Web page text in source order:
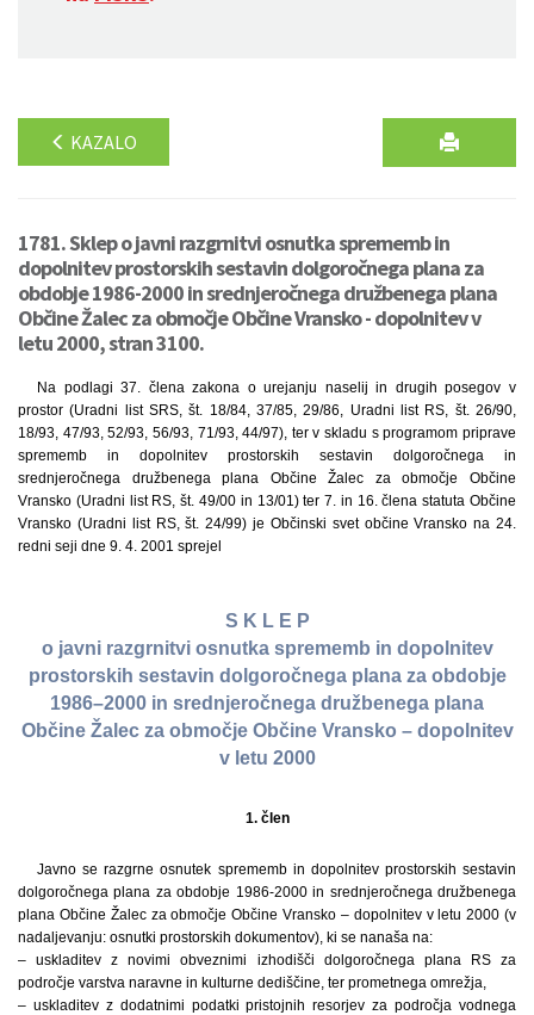
KAZALO
1781. Sklep o javni razgrnitvi osnutka sprememb in
dopolnitev prostorskih sestavin dolgoročnega plana za
obdobje 1986-2000 in srednjeročnega družbenega plana
Občine Žalec za območje Občine Vransko - dopolnitev v
letu 2000, stran 3100.
Na podlagi 37. člena zakona o urejanju naselij in drugih posegov v
prostor (Uradni list SRS, št. 18/84, 37/85, 29/86, Uradni list RS, št. 26/90,
18/93, 47/93, 52/93, 56/93, 71/93, 44/97), ter v skladu s programom priprave
sprememb in dopolnitev prostorskih sestavin dolgoročnega in
srednjeročnega družbenega plana Občine Žalec za območje Občine
Vransko (Uradni list RS, št. 49/00 in 13/01) ter 7. in 16. člena statuta Občine
Vransko (Uradni list RS, št. 24/99) je Občinski svet občine Vransko na 24.
redni seji dne 9. 4. 2001 sprejel
S K L E P
o javni razgrnitvi osnutka sprememb in dopolnitev
prostorskih sestavin dolgoročnega plana za obdobje
1986–2000 in srednjeročnega družbenega plana
Občine Žalec za območje Občine Vransko – dopolnitev
v letu 2000
1. člen
Javno se razgrne osnutek sprememb in dopolnitev prostorskih sestavin
dolgoročnega plana za obdobje 1986-2000 in srednjeročnega družbenega
plana Občine Žalec za območje Občine Vransko – dopolnitev v letu 2000 (v
nadaljevanju: osnutki prostorskih dokumentov), ki se nanaša na:
– uskladitev z novimi obveznimi izhodišči dolgoročnega plana RS za
področje varstva naravne in kulturne dediščine, ter prometnega omrežja,
– uskladitev z dodatnimi podatki pristojnih resorjev za področja vodnega